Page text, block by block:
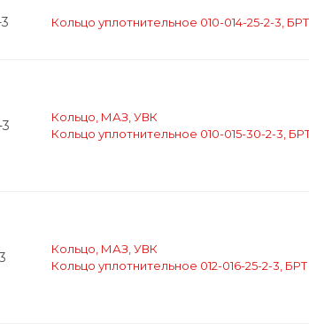
Кольцо уплотнительное 010-014-25-2-3, БРТ
Кольцо, МАЗ, УВК
Кольцо уплотнительное 010-015-30-2-3,
Кольцо, МАЗ, УВК
Кольцо уплотнительное 012-016-25-2-3, БРТ